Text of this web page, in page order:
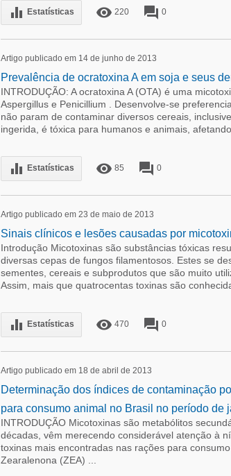
equalizer Estatísticas remove_red_eye 220 forum 0
Artigo publicado em 14 de junho de 2013
Prevalência de ocratoxina A em soja e seus
INTRODUÇÃO: A ocratoxina A (OTA) é uma
Aspergillus e Penicillium . Desenvolve-se
não param de contaminar diversos cereais,
ingerida, é tóxica para humanos e animais,
equalizer Estatísticas remove_red_eye 85 forum 0
Artigo publicado em 23 de maio de 2013
Sinais clínicos e lesões causadas por
Introdução Micotoxinas são substâncias tóxicas
diversas cepas de fungos filamentosos. Estes se
sementes, cereais e subprodutos que são muito
Assim, mais que quatrocentas toxinas são
equalizer Estatísticas remove_red_eye 470 forum 0
Artigo publicado em 18 de abril de 2013
Determinação dos índices de contaminação
para consumo animal no Brasil no período de
INTRODUÇÃO Micotoxinas são metabólitos
décadas, vêm merecendo considerável atenção à
toxinas mais encontradas nas rações para
Zearalenona (ZEA) ...